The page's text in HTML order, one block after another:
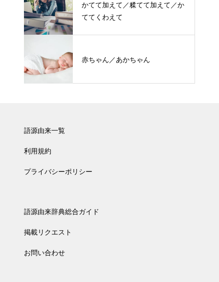
かてて加えて／糅てて加えて／か
ててくわえて
赤ちゃん／あかちゃん
語源由来一覧
利用規約
プライバシーポリシー
語源由来辞典総合ガイド
掲載リクエスト
お問い合わせ